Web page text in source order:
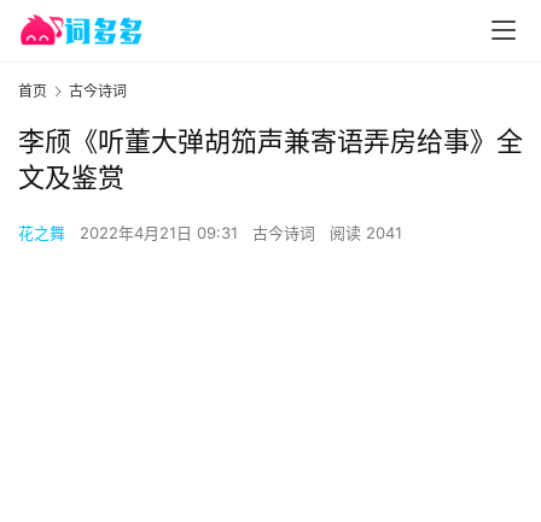
首页 古今诗词
李颀《听董大弹胡笳声兼寄语弄房给事》全
文及鉴赏
花之舞 2022年4月21日 09:31 古今诗词 阅读 2041